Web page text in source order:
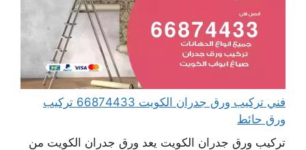
فني تركيب ورق جدران الكويت 66874433 تركيب
ورق حائط
تركيب ورق جدران الكويت يعد ورق جدران الكويت من